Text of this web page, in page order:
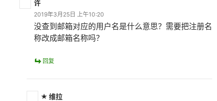
许
2019年3月25日 上午10:20
没查到邮箱对应的用户名是什么意思？需要把注册名
称改成邮箱名称吗？
回复
维拉